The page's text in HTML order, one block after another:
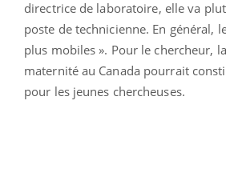
directrice de laboratoire, elle va
poste de technicienne. En général,
plus mobiles ». Pour le chercheur,
maternité au Canada pourrait
pour les jeunes chercheuses.